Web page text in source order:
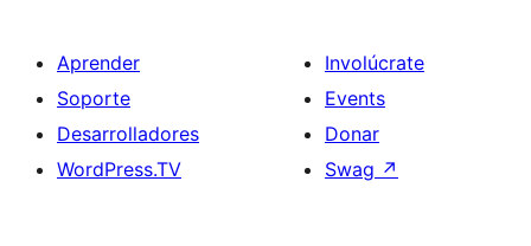
Aprender
Soporte
Desarrolladores
WordPress.TV
Involúcrate
Events
Donar
Swag ↗